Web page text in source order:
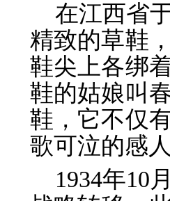
在江西省
精致的草鞋
鞋尖上各绑
鞋的姑娘叫
鞋，它不仅
歌可泣的感人
1934年10